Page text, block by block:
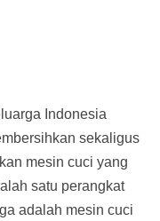
Indonesia
sekaligus
mesin cuci yang
satu perangkat
adalah mesin cuci